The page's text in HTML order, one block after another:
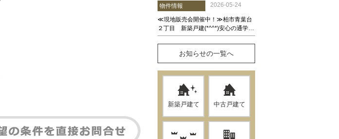
お知らせの一覧へ
新築戸建て 中古戸建て